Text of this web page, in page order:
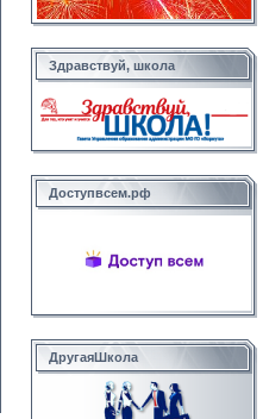
Здравствуй, школа
Доступвсем.рф
ДругаяШкола